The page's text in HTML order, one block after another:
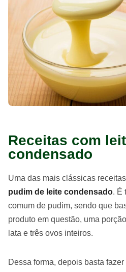
Receitas com
condensado
Uma das mais clássicas
pudim de leite condensado. É
comum de pudim, sendo que
produto em questão, uma
lata e três ovos inteiros.
Dessa forma, depois basta